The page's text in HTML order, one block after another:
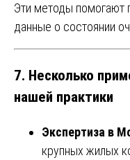
Эти методы помогают
данные о состоянии
7. Несколько
нашей практики
Экспертиза в
крупных жилых